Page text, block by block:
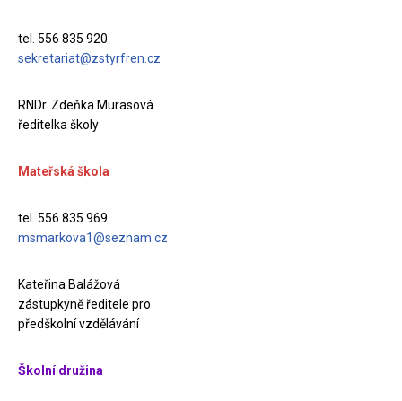
tel. 556 835 920
sekretariat@zstyrfren.cz
RNDr. Zdeňka Murasová
ředitelka školy
Mateřská škola
tel. 556 835 969
msmarkova1@seznam.cz
Kateřina Balážová
zástupkyně ředitele pro
předškolní vzdělávání
Školní družina